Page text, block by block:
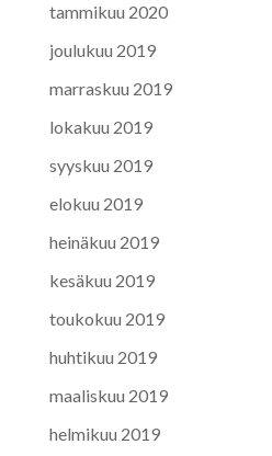
tammikuu 2020
joulukuu 2019
marraskuu 2019
lokakuu 2019
syyskuu 2019
elokuu 2019
heinäkuu 2019
kesäkuu 2019
toukokuu 2019
huhtikuu 2019
maaliskuu 2019
helmikuu 2019